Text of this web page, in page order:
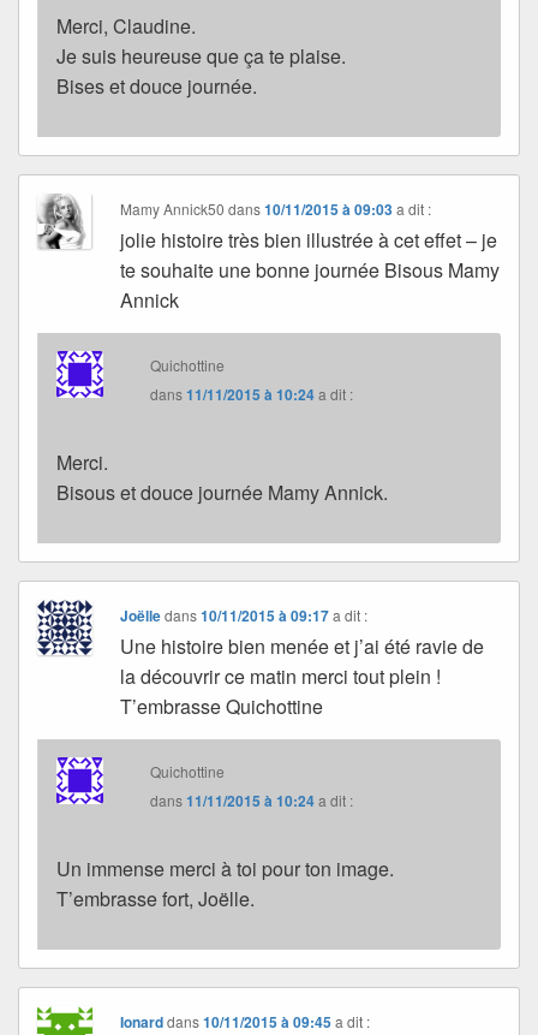
Merci, Claudine.
Je suis heureuse que ça te plaise.
Bises et douce journée.
Mamy Annick50 dans10/11/2015 à 09:03 a dit :
jolie histoire très bien illustrée à cet effet – je
te souhaite une bonne journée Bisous Mamy
Annick
Quichottine
dans11/11/2015 à 10:24a dit :
Merci.
Bisous et douce journée Mamy Annick.
Joëlledans10/11/2015 à 09:17 a dit :
Une histoire bien menée et j’ai été ravie de
la découvrir ce matin merci tout plein !
T’embrasse Quichottine
Quichottine
dans11/11/2015 à 10:24a dit :
Un immense merci à toi pour ton image.
T’embrasse fort, Joëlle.
Ionarddans10/11/2015 à 09:45 a dit :